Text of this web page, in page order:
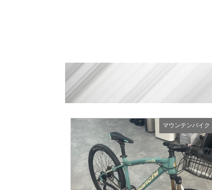
マウンテンバイク